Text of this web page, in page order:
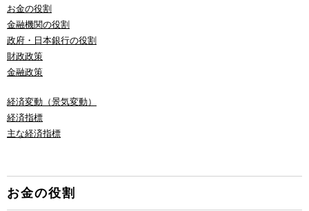
お金の役割
金融機関の役割
政府・日本銀行の役割
財政政策
金融政策
経済変動（景気変動）
経済指標
主な経済指標
お金の役割